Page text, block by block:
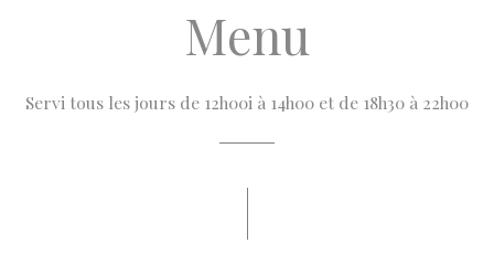
Menu
Servi tous les jours de 12h00i à 14h00 et de 18h30 à 22h00